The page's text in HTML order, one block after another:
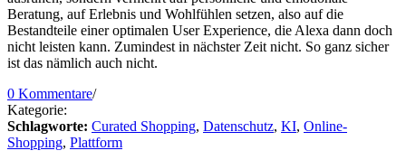
Beratung, auf Erlebnis und Wohlfühlen setzen, also auf die
Bestandteile einer optimalen User Experience, die Alexa dann doch
nicht leisten kann. Zumindest in nächster Zeit nicht. So ganz sicher
ist das nämlich auch nicht.
0 Kommentare/
Kategorie:
Schlagworte: Curated Shopping, Datenschutz, KI, Online-
Shopping, Plattform